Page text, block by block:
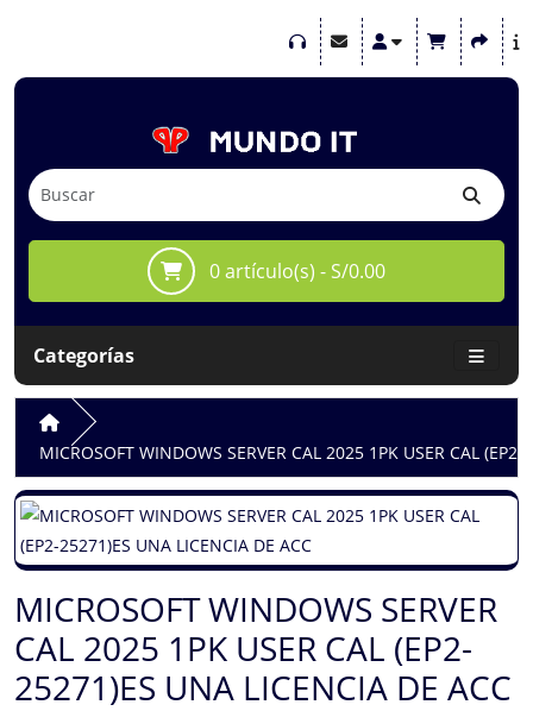
0 artículo(s) - S/0.00
Categorías
MICROSOFT WINDOWS SERVER CAL 2025 1PK USER CAL
MICROSOFT WINDOWS SERVER
CAL 2025 1PK USER CAL (EP2-
25271)ES UNA LICENCIA DE ACC